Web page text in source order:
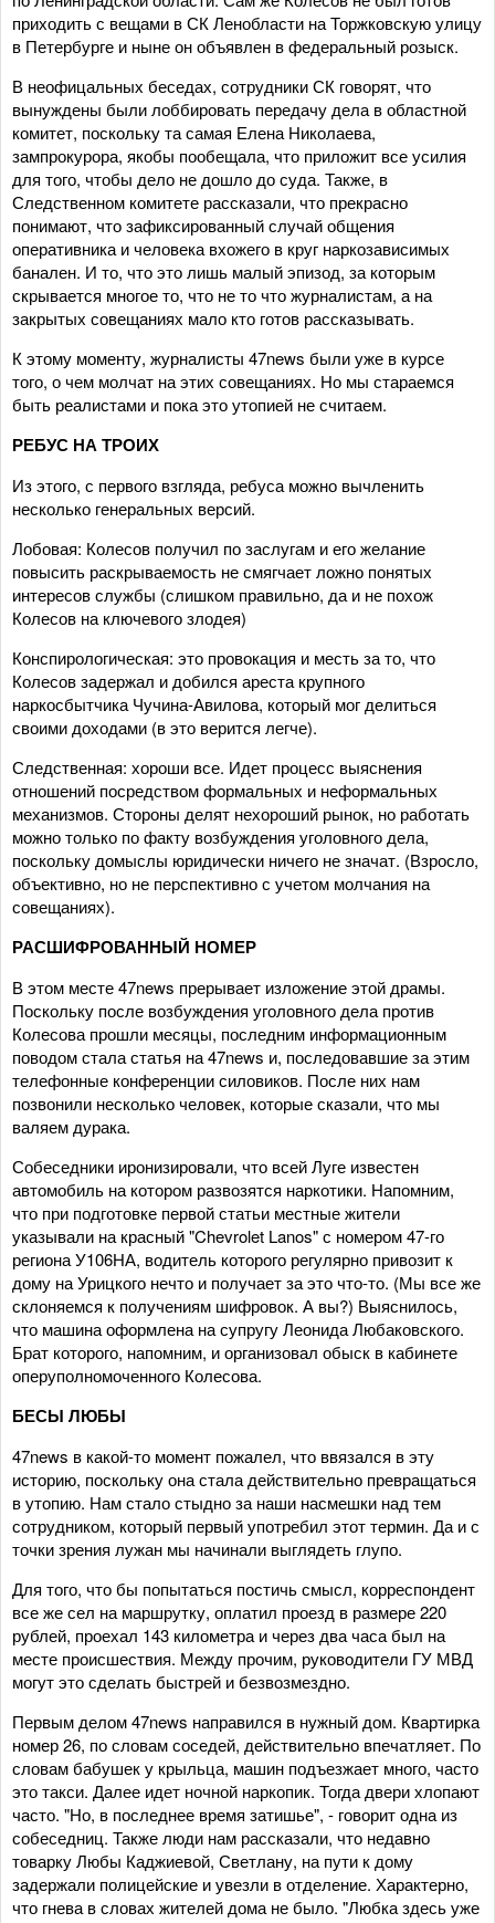
приходить с вещами в СК Ленобласти на Торжковскую улицу
в Петербурге и ныне он объявлен в федеральный розыск.
В неофицальных беседах, сотрудники СК говорят, что
вынуждены были лоббировать передачу дела в областной
комитет, поскольку та самая Елена Николаева,
зампрокурора, якобы пообещала, что приложит все усилия
для того, чтобы дело не дошло до суда. Также, в
Следственном комитете рассказали, что прекрасно
понимают, что зафиксированный случай общения
оперативника и человека вхожего в круг наркозависимых
банален. И то, что это лишь малый эпизод, за которым
скрывается многое то, что не то что журналистам, а на
закрытых совещаниях мало кто готов рассказывать.
К этому моменту, журналисты 47news были уже в курсе
того, о чем молчат на этих совещаниях. Но мы стараемся
быть реалистами и пока это утопией не считаем.
РЕБУС НА ТРОИХ
Из этого, с первого взгляда, ребуса можно вычленить
несколько генеральных версий.
Лобовая: Колесов получил по заслугам и его желание
повысить раскрываемость не смягчает ложно понятых
интересов службы (слишком правильно, да и не похож
Колесов на ключевого злодея)
Конспирологическая: это провокация и месть за то, что
Колесов задержал и добился ареста крупного
наркосбытчика Чучина-Авилова, который мог делиться
своими доходами (в это верится легче).
Следственная: хороши все. Идет процесс выяснения
отношений посредством формальных и неформальных
механизмов. Стороны делят нехороший рынок, но работать
можно только по факту возбуждения уголовного дела,
поскольку домыслы юридически ничего не значат. (Взросло,
объективно, но не перспективно с учетом молчания на
совещаниях).
РАСШИФРОВАННЫЙ НОМЕР
В этом месте 47news прерывает изложение этой драмы.
Поскольку после возбуждения уголовного дела против
Колесова прошли месяцы, последним информационным
поводом стала статья на 47news и, последовавшие за этим
телефонные конференции силовиков. После них нам
позвонили несколько человек, которые сказали, что мы
валяем дурака.
Собеседники иронизировали, что всей Луге известен
автомобиль на котором развозятся наркотики. Напомним,
что при подготовке первой статьи местные жители
указывали на красный "Chevrolet Lanos" с номером 47-го
региона У106НА, водитель которого регулярно привозит к
дому на Урицкого нечто и получает за это что-то. (Мы все же
склоняемся к получениям шифровок. А вы?) Выяснилось,
что машина оформлена на супругу Леонида Любаковского.
Брат которого, напомним, и организовал обыск в кабинете
оперуполномоченного Колесова.
БЕСЫ ЛЮБЫ
47news в какой-то момент пожалел, что ввязался в эту
историю, поскольку она стала действительно превращаться
в утопию. Нам стало стыдно за наши насмешки над тем
сотрудником, который первый употребил этот термин. Да и с
точки зрения лужан мы начинали выглядеть глупо.
Для того, что бы попытаться постичь смысл, корреспондент
все же сел на маршрутку, оплатил проезд в размере 220
рублей, проехал 143 километра и через два часа был на
месте происшествия. Между прочим, руководители ГУ МВД
могут это сделать быстрей и безвозмездно.
Первым делом 47news направился в нужный дом. Квартирка
номер 26, по словам соседей, действительно впечатляет. По
словам бабушек у крыльца, машин подъезжает много, часто
это такси. Далее идет ночной наркопик. Тогда двери хлопают
часто. "Но, в последнее время затишье", - говорит одна из
собеседниц. Также люди нам рассказали, что недавно
товарку Любы Каджиевой, Светлану, на пути к дому
задержали полицейские и увезли в отделение. Характерно,
что гнева в словах жителей дома не было. "Любка здесь уже